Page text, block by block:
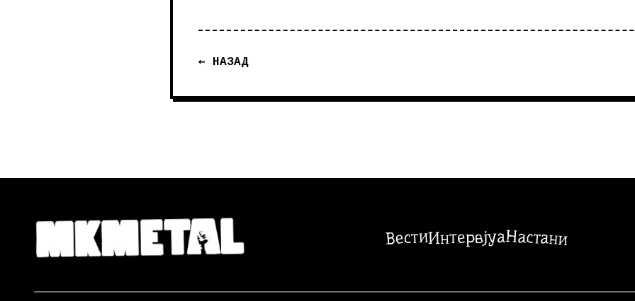
← НАЗАД
ВестиИнтервјуаНастани